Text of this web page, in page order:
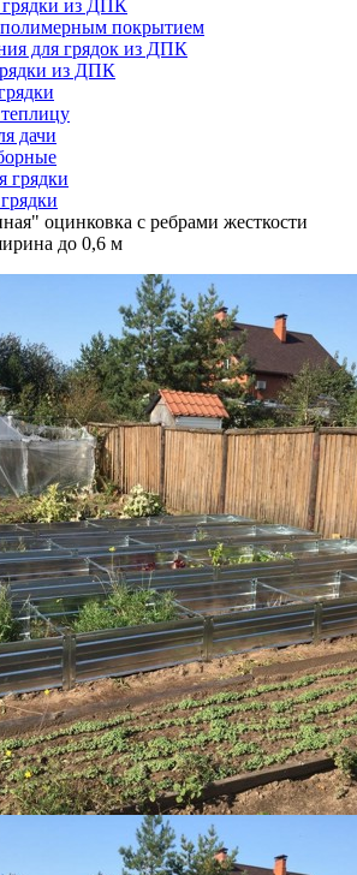
из ДПК
полимерным покрытием
для грядок из ДПК
из ДПК
дачи
грядки
оцинковка с ребрами жесткости
до 0,6 м